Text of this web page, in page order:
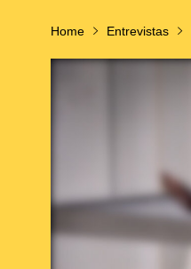
Home Entrevistas